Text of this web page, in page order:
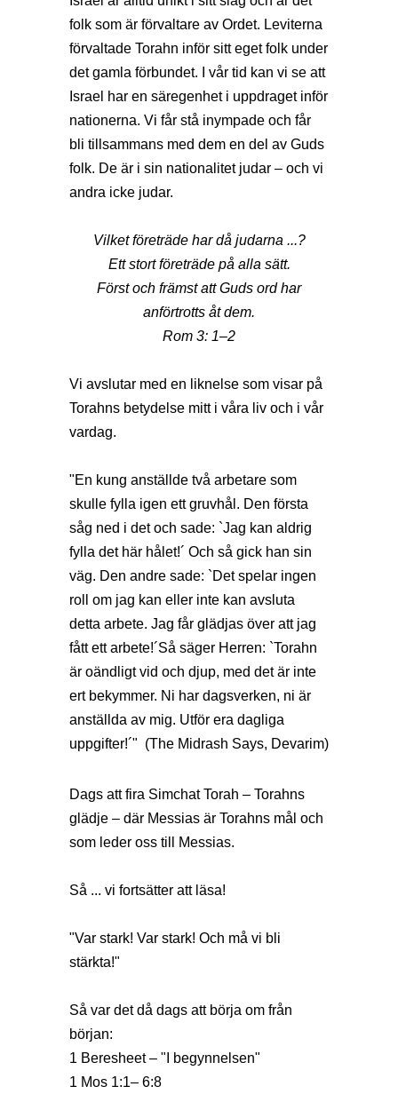
folk som är förvaltare av Ordet. Leviterna
förvaltade Torahn inför sitt eget folk under
det gamla förbundet. I vår tid kan vi se att
Israel har en säregenhet i uppdraget inför
nationerna. Vi får stå inympade och får
bli tillsammans med dem en del av Guds
folk. De är i sin nationalitet judar – och vi
andra icke judar.
Vilket företräde har då judarna ...?
Ett stort företräde på alla sätt.
Först och främst att Guds ord har
anförtrotts åt dem.
Rom 3: 1–2
Vi avslutar med en liknelse som visar på
Torahns betydelse mitt i våra liv och i vår
vardag.
"En kung anställde två arbetare som
skulle fylla igen ett gruvhål. Den första
såg ned i det och sade: `Jag kan aldrig
fylla det här hålet!´ Och så gick han sin
väg. Den andre sade: `Det spelar ingen
roll om jag kan eller inte kan avsluta
detta arbete. Jag får glädjas över att jag
fått ett arbete!´Så säger Herren: `Torahn
är oändligt vid och djup, med det är inte
ert bekymmer. Ni har dagsverken, ni är
anställda av mig. Utför era dagliga
uppgifter!´" (The Midrash Says, Devarim)
Dags att fira Simchat Torah – Torahns
glädje – där Messias är Torahns mål och
som leder oss till Messias.
Så ... vi fortsätter att läsa!
"Var stark! Var stark! Och må vi bli
stärkta!"
Så var det då dags att börja om från
början:
1 Beresheet – "I begynnelsen"
1 Mos 1:1– 6:8